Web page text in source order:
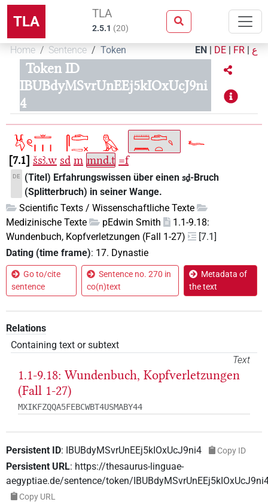
TLA TLA
2.5.1 (20)
Home Sentence Token EN | DE | FR | ع
Token ID
IBUBdyMSvrUnEEj5kIOxUcJ9ni
4
7.1 šsꜣ.w sd m mnd.t =f
DE (Titel) Erfahrungswissen über einensḏ-Bruch
(Splitterbruch) in seiner Wange.
Scientific Texts / Wissenschaftliche Texte
Medizinische Texte
pEdwin Smith
1.1-9.18:
Wundenbuch, Kopfverletzungen (Fall 1-27)
[7.1]
Dating (time frame): 17. Dynastie
Go to/cite
sentence
Sentence no. 270 in
co(n)text
Metadata of
the text
Relations
Containing text or subtext
Text
1.1-9.18: Wundenbuch, Kopfverletzungen
(Fall 1-27)
MXIKFZQQA5FEBCWBT4USMABY44
Persistent ID: IBUBdyMSvrUnEEj5kIOxUcJ9ni4 Copy ID
Persistent URL: https://thesaurus-linguae-
aegyptiae.de/sentence/token/
Copy URL